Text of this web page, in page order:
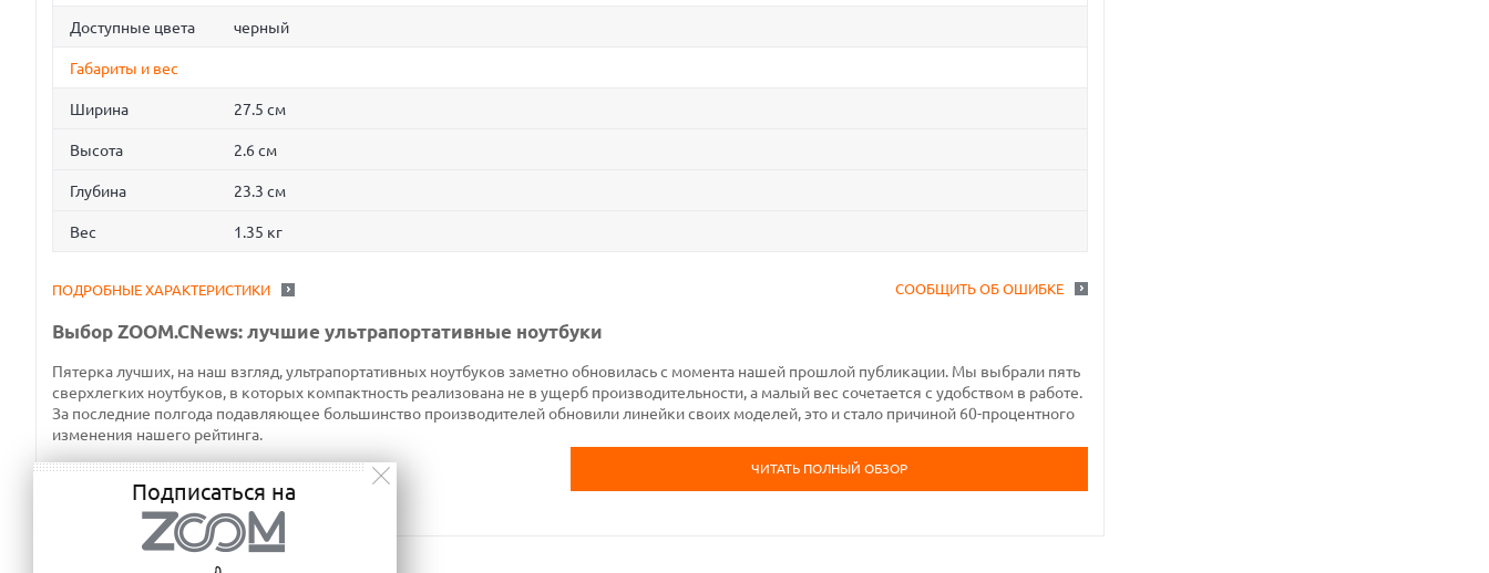
Доступные цвета черный
Габариты и вес
Ширина 27.5 см
Высота 2.6 см
Глубина 23.3 см
Вес 1.35 кг
СООБЩИТЬ ОБ ОШИБКЕ
ПОДРОБНЫЕ ХАРАКТЕРИСТИКИ
Выбор ZOOM.CNews: лучшие ультрапортативные ноутбуки
Пятерка лучших, на наш взгляд, ультрапортативных ноутбуков заметно обновилась с момента нашей прошлой публикации. Мы выбрали пять
сверхлегких ноутбуков, в которых компактность реализована не в ущерб производительности, а малый вес сочетается с удобством в работе.
За последние полгода подавляющее большинство производителей обновили линейки своих моделей, это и стало причиной 60-процентного
изменения нашего рейтинга.
ЧИТАТЬ ПОЛНЫЙ ОБЗОР
Подписаться на